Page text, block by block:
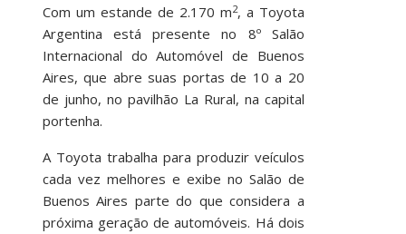
Com um estande de 2.170 m2, a Toyota
Argentina está presente no 8º Salão
Internacional do Automóvel de Buenos
Aires, que abre suas portas de 10 a 20
de junho, no pavilhão La Rural, na capital
portenha.
A Toyota trabalha para produzir veículos
cada vez melhores e exibe no Salão de
Buenos Aires parte do que considera a
próxima geração de automóveis. Há dois